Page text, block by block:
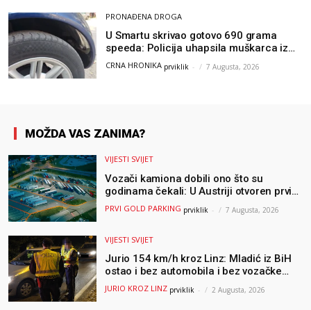
PRONAĐENA DROGA
U Smartu skrivao gotovo 690 grama
speeda: Policija uhapsila muškarca iz
Hercegovine
CRNA HRONIKA prviklik - 7 Augusta, 2026
MOŽDA VAS ZANIMA?
VIJESTI SVIJET
Vozači kamiona dobili ono što su
godinama čekali: U Austriji otvoren prvi
GOLD sigurni parking
PRVI GOLD PARKING prviklik - 7 Augusta, 2026
VIJESTI SVIJET
Jurio 154 km/h kroz Linz: Mladić iz BiH
ostao i bez automobila i bez vozačke
dozvole
JURIO KROZ LINZ prviklik - 2 Augusta, 2026